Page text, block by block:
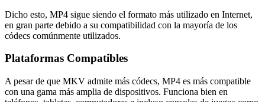
Dicho esto, MP4 sigue siendo el formato más utilizado en Internet,
en gran parte debido a su compatibilidad con la mayoría de los
códecs comúnmente utilizados.
Plataformas Compatibles
A pesar de que MKV admite más códecs, MP4 es más compatible
con una gama más amplia de dispositivos. Funciona bien en